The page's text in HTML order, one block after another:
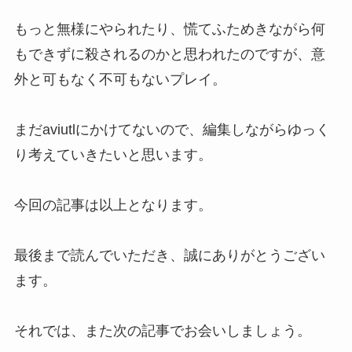
もっと無様にやられたり、慌てふためきながら何
もできずに殺されるのかと思われたのですが、意
外と可もなく不可もないプレイ。
まだaviutlにかけてないので、編集しながらゆっく
り考えていきたいと思います。
今回の記事は以上となります。
最後まで読んでいただき、誠にありがとうござい
ます。
それでは、また次の記事でお会いしましょう。